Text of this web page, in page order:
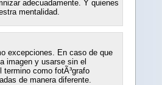
adecuadamente. Y quienes
mentalidad.
excepciones. En caso de que
imagen y usarse sin el
como fotÃ³grafo
de manera diferente.